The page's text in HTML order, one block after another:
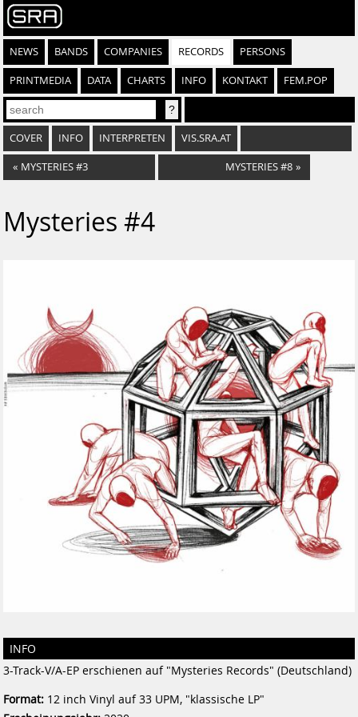
NEWS BANDS COMPANIES RECORDS PERSONS
PRINTMEDIA DATA CHARTS INFO KONTAKT FEM.POP
COVER INFO INTERPRETEN VIS.SRA.AT
« MYSTERIES #3 MYSTERIES #8 »
Mysteries #4
INFO
3-Track-V/A-EP erschienen auf "Mysteries Records" (Deutschland)
Format: 12 inch Vinyl auf 33 UPM, "klassische LP"